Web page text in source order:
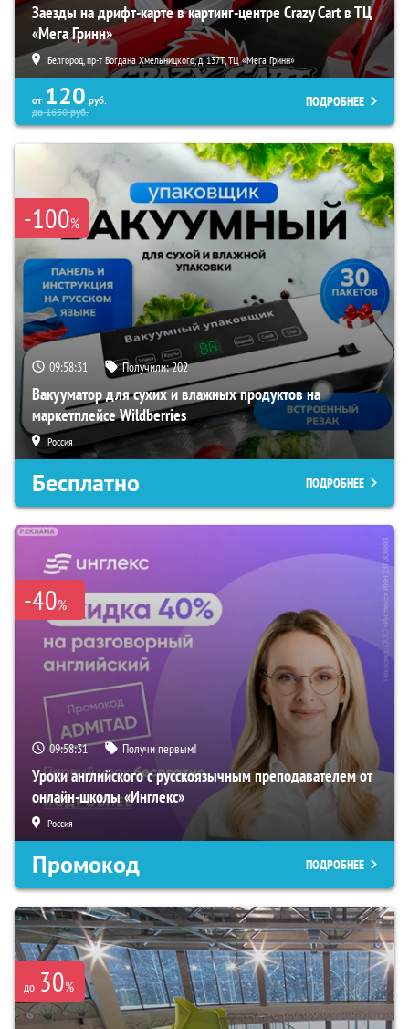
Заезды на дрифт-карте в картинг-центре Crazy Cart в ТЦ
«Мега Гринн»
Белгород, пр-т Богдана Хмельницкого, д. 137Т, ТЦ «Мега Гринн»
от 120 руб.
до1650руб.
ПОДРОБНЕЕ
-100%
09:58:30 Получили:202
Вакууматор для сухих и влажных продуктов на
маркетплейсе Wildberries
Россия
Бесплатно ПОДРОБНЕЕ
-40%
09:58:30 Получи первым!
Уроки английского с русскоязычным преподавателем от
онлайн-школы «Инглекс»
Россия
Промокод ПОДРОБНЕЕ
до 30%